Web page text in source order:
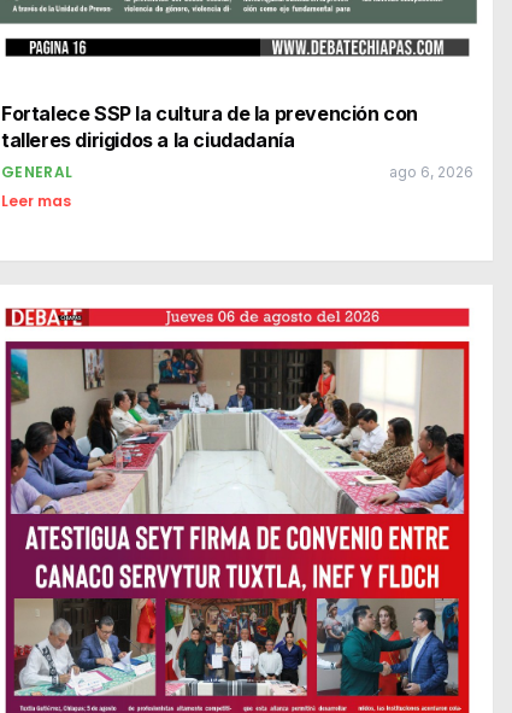
Fortalece SSP la cultura de la prevención con
talleres dirigidos a la ciudadanía
GENERAL ago 6, 2026
Leer mas